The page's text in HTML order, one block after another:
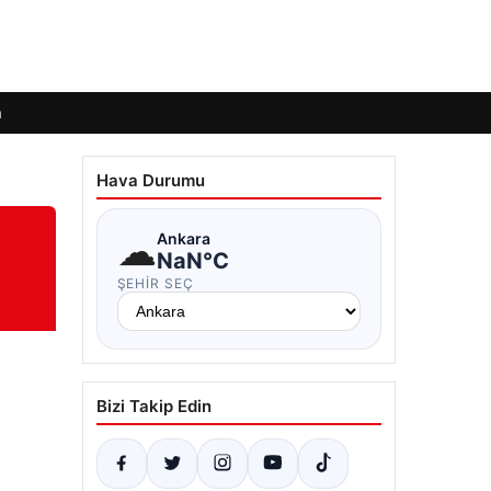
Hava Durumu
☁Ankara
NaN°C
ŞEHIR SEÇ
Bizi Takip Edin